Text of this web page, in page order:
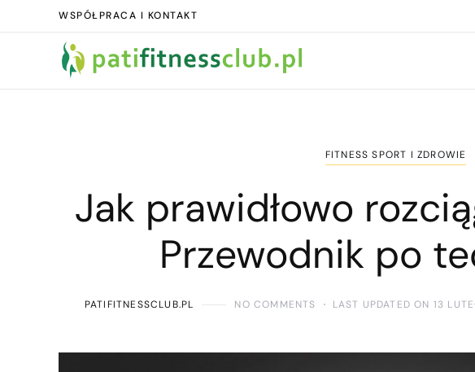
WSPÓŁPRACA I KONTAKT
FITNESS SPORT I ZDROWIE
Jak prawidłowo
Przewodnik po
PATIFITNESSCLUB.PL NO COMMENTS LAST UPDATED ON 13